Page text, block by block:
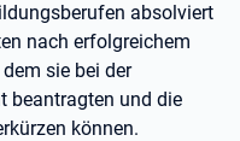
absolviert
nach erfolgreichem
sie bei der
beantragten und die
können.